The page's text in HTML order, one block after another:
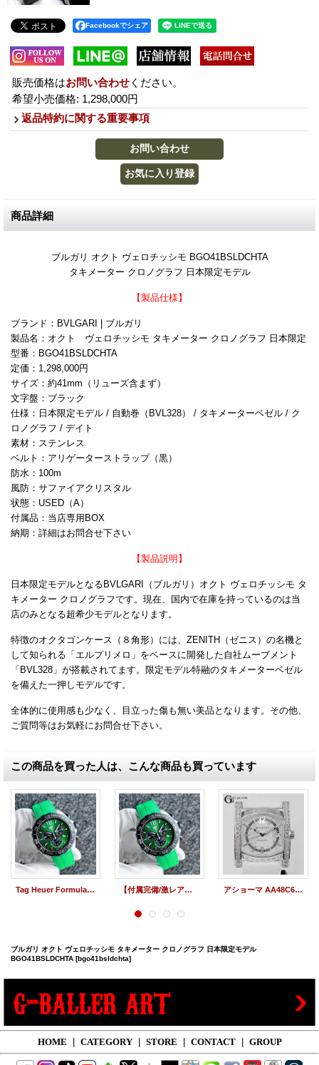
Facebookでシェア
販売価格はお問い合わせ ください。
希望小売価格: 1,298,000円
返品特約に関する重要事項
商品詳細
ブルガリ オクト ヴェロチッシモ BGO41BSLDCHTA
タキメーター クロノグラフ 日本限定モデル
【製品仕様】
ブランド：BVLGARI | ブルガリ
製品名：オクト ヴェロチッシモ タキメーター クロノグラフ 日本限定
型番：BGO41BSLDCHTA
定価：1,298,000円
サイズ：約41mm（リューズ含まず）
文字盤：ブラック
仕様：日本限定モデル / 自動巻（BVL328） / タキメーターベゼル / ク
ロノグラフ / デイト
素材：ステンレス
ベルト：アリゲーターストラップ（黒）
防水：100m
風防：サファイアクリスタル
状態：USED（A）
付属品：当店専用BOX
納期：詳細はお問合せ下さい
【製品説明】
日本限定モデルとなるBVLGARI（ブルガリ）オクト ヴェロチッシモ タ
キメーター クロノグラフです。現在、国内で在庫を持っているのは当
店のみとなる超希少モデルとなります。
特徴のオクタゴンケース（８角形）には、ZENITH（ゼニス）の名機と
して知られる「エルプリメロ」をベースに開発した自社ムーブメント
「BVL328」が搭載されてます。限定モデル特融のタキメーターベゼル
を備えた一押しモデルです。
全体的に使用感も少なく、目立った傷も無い美品となります。その他、
ご質問等はお気軽にお問合せ下さい。
この商品を買った人は、こんな商品も買っています
Tag Heuer Formula 1 Grenn Dial Chronograph CAZ101AP.FT8056 【付属完備/激レア】TAG HEUER タグホイヤー フォーミュラ１ グリーン CAZ101AP.FT8056 | 231206 アショーマ AA48C6SSD 日本限定モデル アフターダイヤ BVLGARIカスタム
ブルガリ オクト ヴェロチッシモ タキメーター クロノグラフ 日本限定モデル
BGO41BSLDCHTA [bgo41bsldchta]
HOME | CATEGORY | STORE | CONTACT | GROUP